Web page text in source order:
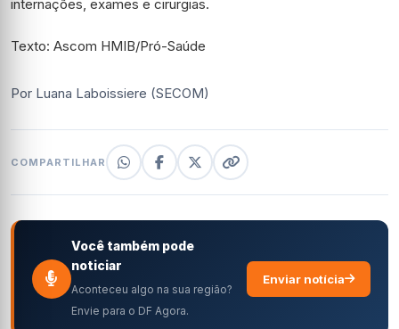
internações, exames e cirurgias.
Texto: Ascom HMIB/Pró-Saúde
Por Luana Laboissiere (SECOM)
COMPARTILHAR
Você também pode
noticiar
Aconteceu algo na sua região?
Envie para o DF Agora.
Enviar notícia